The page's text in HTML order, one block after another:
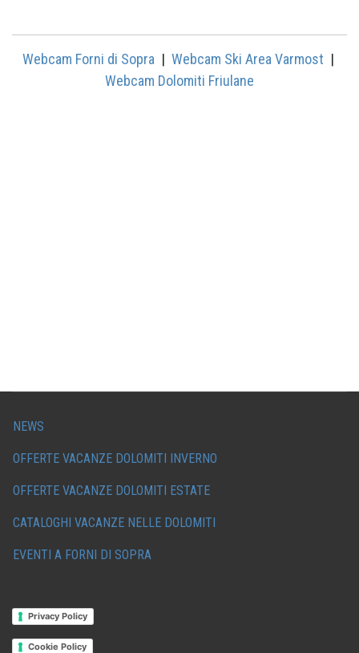
Webcam Forni di Sopra | Webcam Ski Area Varmost |
Webcam Dolomiti Friulane
NEWS
OFFERTE VACANZE DOLOMITI INVERNO
OFFERTE VACANZE DOLOMITI ESTATE
CATALOGHI VACANZE NELLE DOLOMITI
EVENTI A FORNI DI SOPRA
Privacy Policy
Cookie Policy